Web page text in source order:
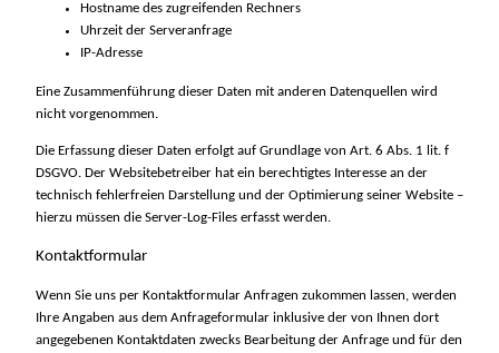
Hostname des zugreifenden Rechners
Uhrzeit der Serveranfrage
IP-Adresse
Eine Zusammenführung dieser Daten mit anderen Datenquellen wird
nicht vorgenommen.
Die Erfassung dieser Daten erfolgt auf Grundlage von Art. 6 Abs. 1 lit. f
DSGVO. Der Websitebetreiber hat ein berechtigtes Interesse an der
technisch fehlerfreien Darstellung und der Optimierung seiner Website –
hierzu müssen die Server-Log-Files erfasst werden.
Kontaktformular
Wenn Sie uns per Kontaktformular Anfragen zukommen lassen, werden
Ihre Angaben aus dem Anfrageformular inklusive der von Ihnen dort
angegebenen Kontaktdaten zwecks Bearbeitung der Anfrage und für den